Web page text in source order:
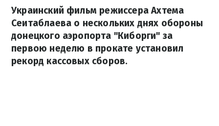
Украинский фильм режиссера Ахтема
Сеитаблаева о нескольких днях обороны
донецкого аэропорта "Киборги" за
первою неделю в прокате установил
рекорд кассовых сборов.